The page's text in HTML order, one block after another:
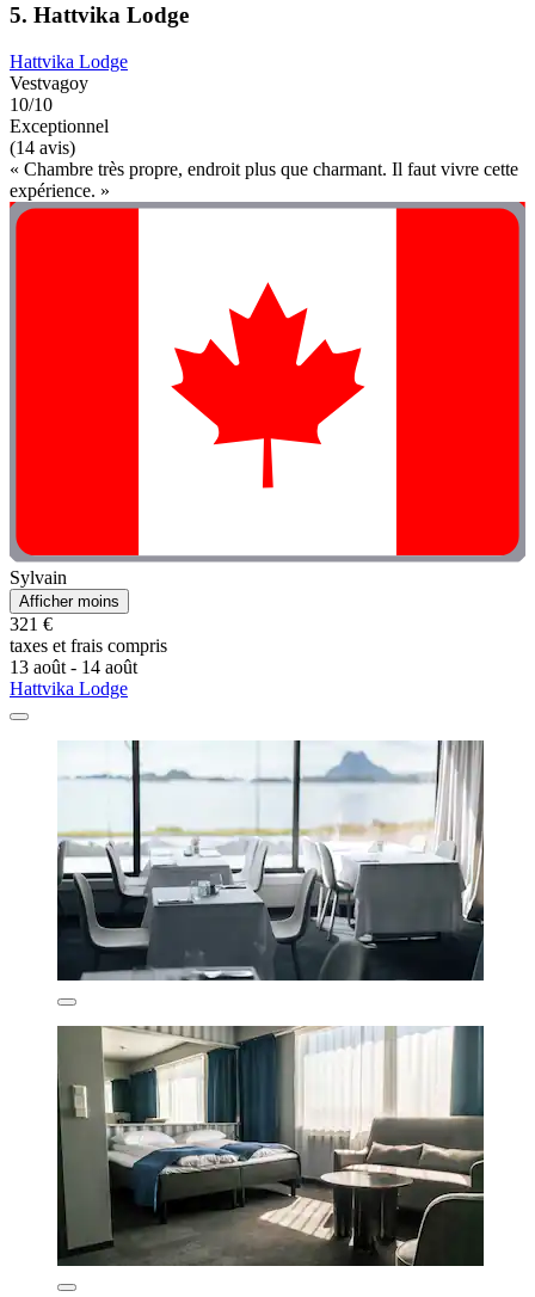
5. Hattvika Lodge
Hattvika Lodge
Vestvagoy
10/10
Exceptionnel
(14 avis)
« Chambre très propre, endroit plus que charmant. Il faut vivre cette
expérience. »
Sylvain
Afficher moins
321 €
taxes et frais compris
13 août - 14 août
Hattvika Lodge